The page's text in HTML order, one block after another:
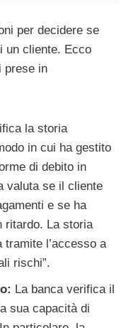
per decidere se
un cliente. Ecco
prese in
la storia
in cui ha gestito
di debito in
valuta se il cliente
e se ha
ritardo. La storia
tramite l’accesso a
rischi”.
La banca verifica il
sua capacità di